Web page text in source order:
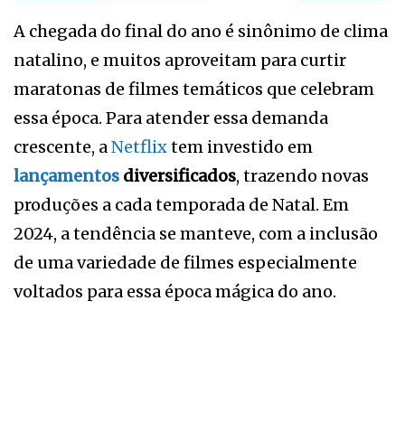
A chegada do final do ano é sinônimo de clima
natalino, e muitos aproveitam para curtir
maratonas de filmes temáticos que celebram
essa época. Para atender essa demanda
crescente, aNetflixtem investido em
lançamentos diversificados, trazendo novas
produções a cada temporada de Natal. Em
2024, a tendência se manteve, com a inclusão
de uma variedade de filmes especialmente
voltados para essa época mágica do ano.